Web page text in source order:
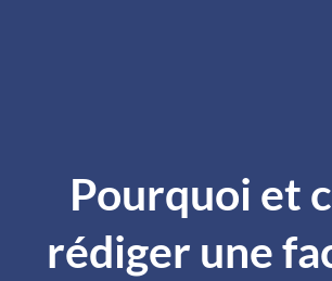
Pourquoi et
rédiger une